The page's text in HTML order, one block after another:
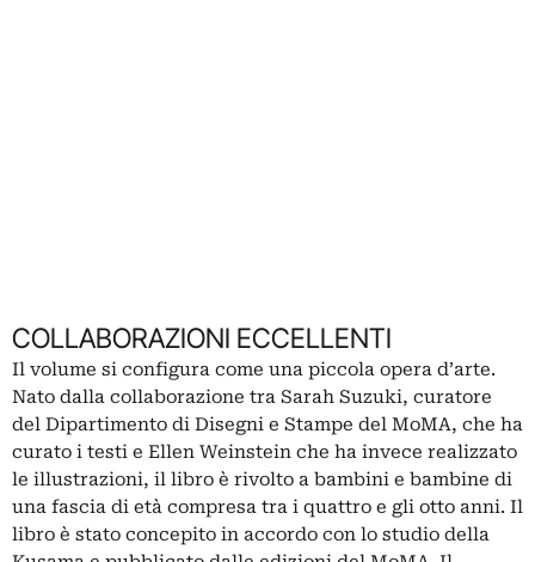
COLLABORAZIONI ECCELLENTI
Il volume si configura come una piccola opera d’arte.
Nato dalla collaborazione tra Sarah Suzuki, curatore
del Dipartimento di Disegni e Stampe del MoMA, che ha
curato i testi e Ellen Weinstein che ha invece realizzato
le illustrazioni, il libro è rivolto a bambini e bambine di
una fascia di età compresa tra i quattro e gli otto anni. Il
libro è stato concepito in accordo con lo studio della